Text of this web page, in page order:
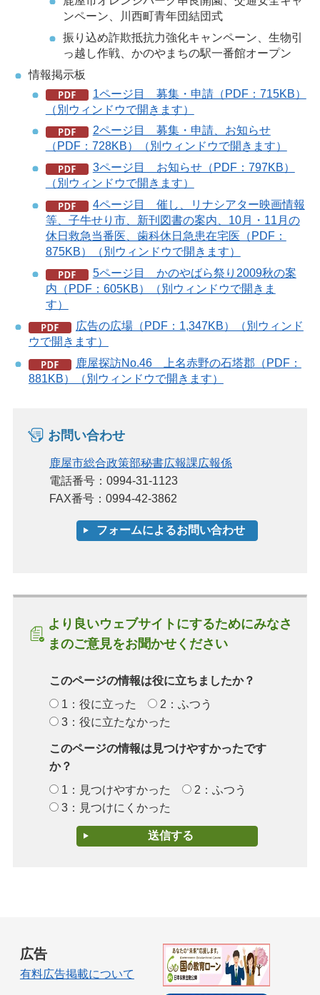
ンペーン、川西町青年団結団式
振り込め詐欺抵抗力強化キャンペーン、生物引
っ越し作戦、かのやまちの駅一番館オープン
情報掲示板
1ページ目 募集・申請（PDF：715KB）
（別ウィンドウで開きます）
2ページ目 募集・申請、お知らせ
（PDF：728KB）（別ウィンドウで開きます）
3ページ目 お知らせ（PDF：797KB）
（別ウィンドウで開きます）
4ページ目 催し、リナシアター映画情報
等、子牛せり市、新刊図書の案内、10月・11月の
休日救急当番医、歯科休日急患在宅医（PDF：
875KB）（別ウィンドウで開きます）
5ページ目 かのやばら祭り2009秋の案
内（PDF：605KB）（別ウィンドウで開きま
す）
広告の広場（PDF：1,347KB）（別ウィンド
ウで開きます）
鹿屋探訪No.46 上名赤野の石塔郡（PDF：
881KB）（別ウィンドウで開きます）
お問い合わせ
鹿屋市総合政策部秘書広報課広報係
電話番号：0994-31-1123
FAX番号：0994-42-3862
より良いウェブサイトにするためにみなさ
まのご意見をお聞かせください
このページの情報は役に立ちましたか？
1：役に立った
2：ふつう
3：役に立たなかった
このページの情報は見つけやすかったです
か？
1：見つけやすかった
2：ふつう
3：見つけにくかった
広告
有料広告掲載について